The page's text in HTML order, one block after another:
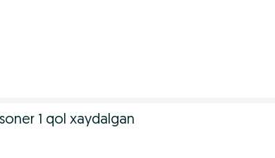
1 qol xaydalgan